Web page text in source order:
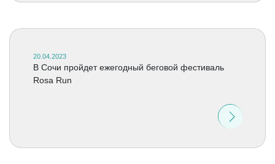
20.04.2023
В Сочи пройдет ежегодный беговой фестиваль
Rosa Run